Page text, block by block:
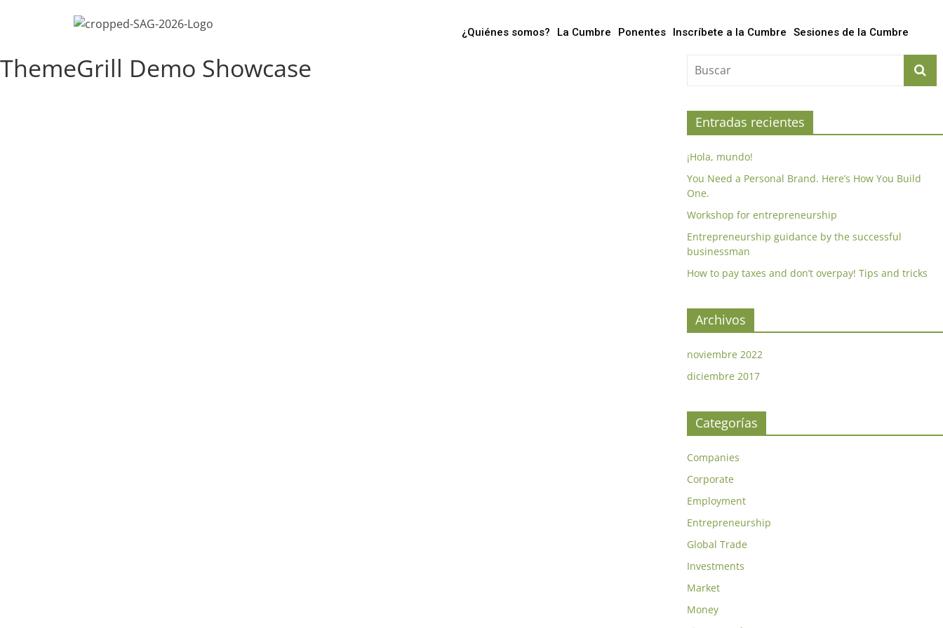
¿Quiénes somos? La Cumbre Ponentes Inscríbete a la Cumbre Sesiones de la Cumbre
ThemeGrill Demo Showcase
Entradas recientes
¡Hola, mundo!
You Need a Personal Brand. Here’s How You Build
One.
Workshop for entrepreneurship
Entrepreneurship guidance by the successful
businessman
How to pay taxes and don’t overpay! Tips and tricks
Archivos
noviembre 2022
diciembre 2017
Categorías
Companies
Corporate
Employment
Entrepreneurship
Global Trade
Investments
Market
Money